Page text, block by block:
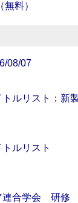
料）
08/07
ルリスト：新
トルリスト
連合学会 研修